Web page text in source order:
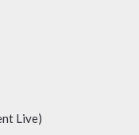
Live)